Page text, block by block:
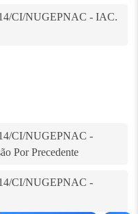
CI/NUGEPNAC - IAC.
CI/NUGEPNAC -
Por Precedente
CI/NUGEPNAC -